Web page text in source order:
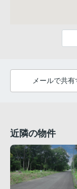
メールで共有
近隣の物件